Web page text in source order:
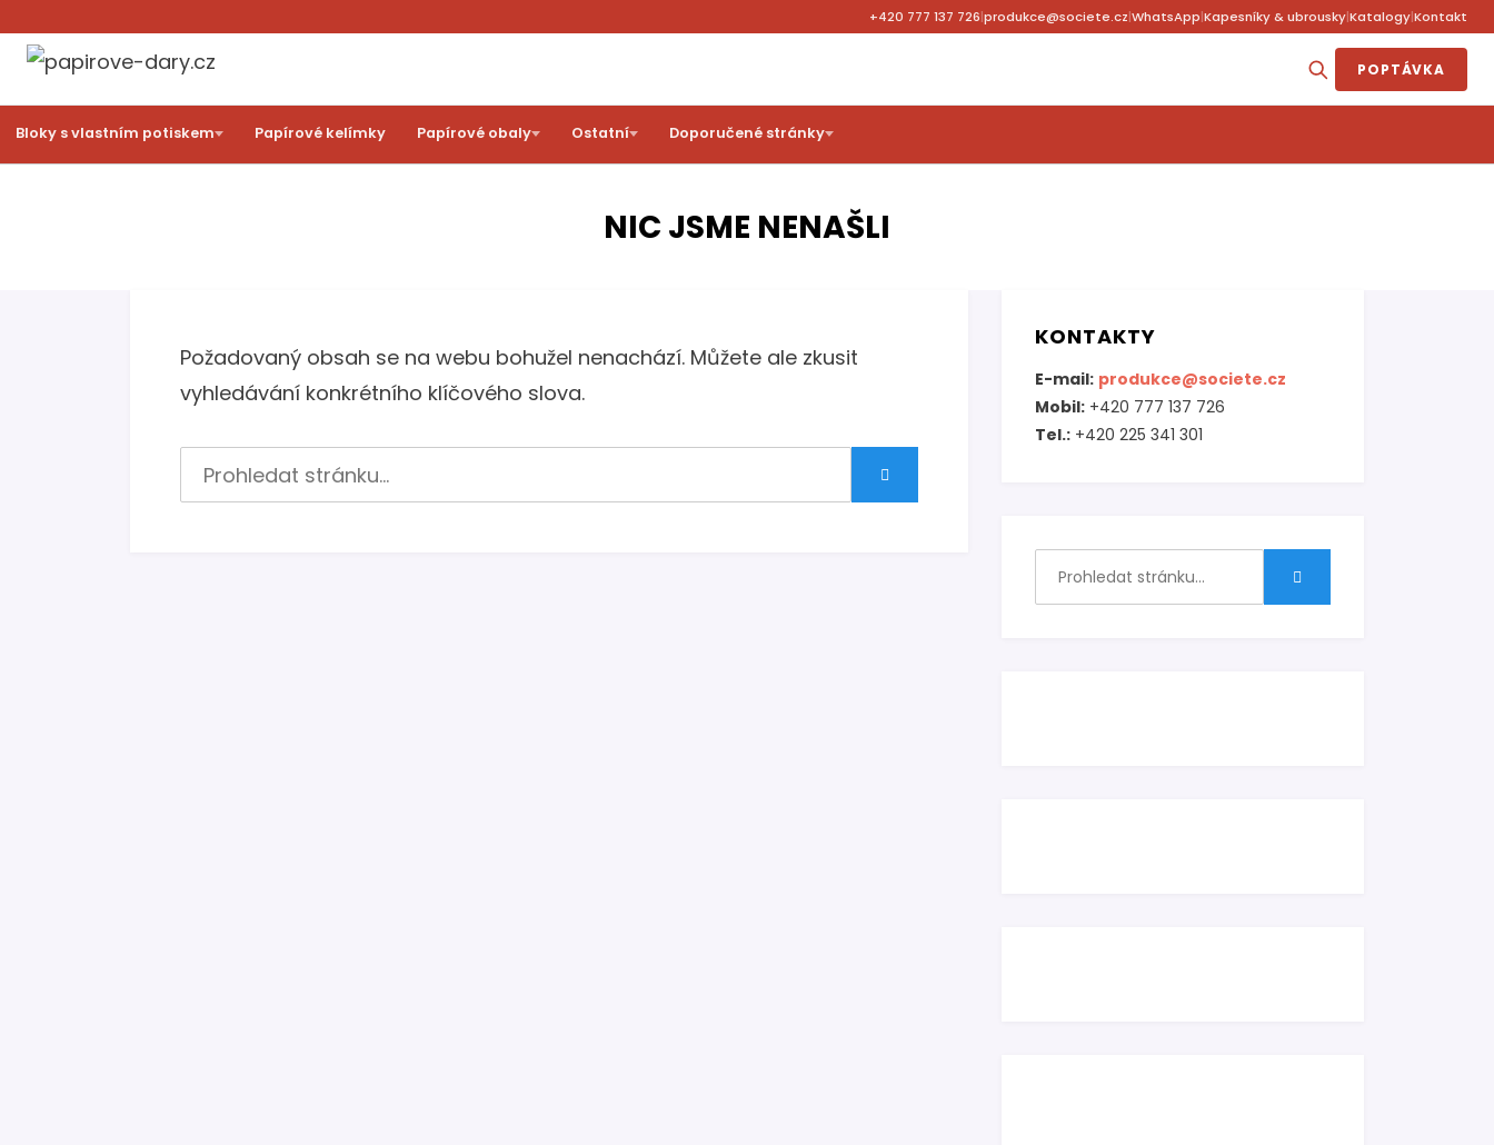
+420 777 137 726|produkce@societe.cz|WhatsApp|Kapesníky & ubrousky|Katalogy|Kontakt
POPTÁVKA
Bloky s vlastním potiskem Papírové kelímky Papírové obaly Ostatní Doporučené stránky
NIC JSME NENAŠLI
Požadovaný obsah se na webu bohužel nenachází. Můžete ale zkusit
vyhledávání konkrétního klíčového slova.
KONTAKTY
E-mail: produkce@societe.cz
Mobil:+420 777 137 726
Tel.:+420 225 341 301